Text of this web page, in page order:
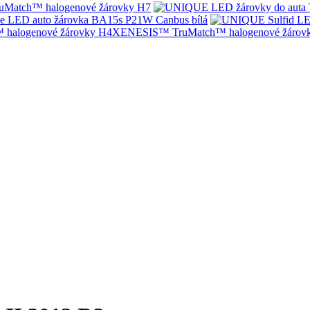
halogenové žárovky H7
LED auto žárovka BA15s P21W Canbus bílá
XENESIS™ TruMatch™ halogenové